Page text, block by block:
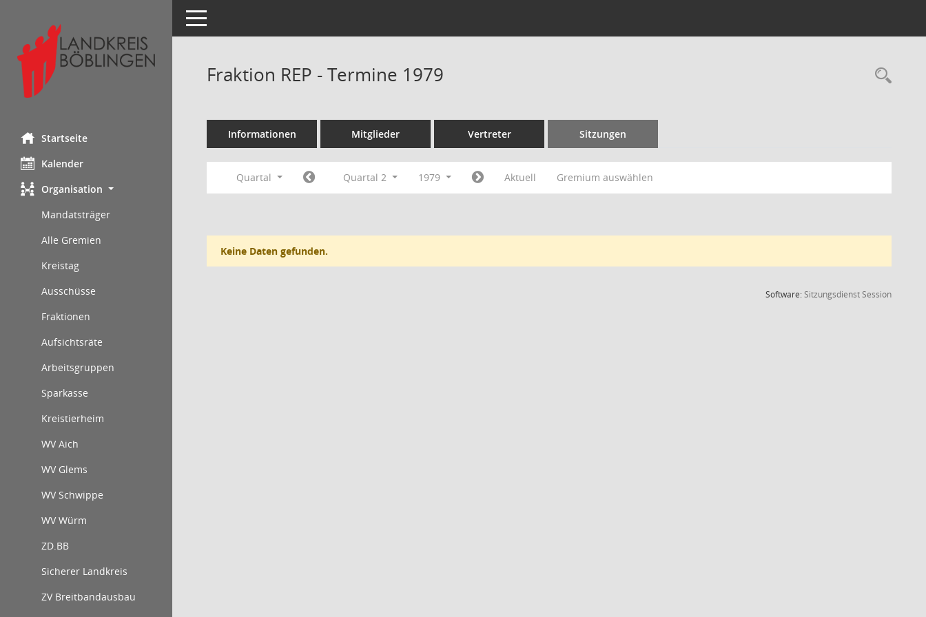
Startseite
Kalender
Organisation
Mandatsträger
Alle Gremien
Kreistag
Ausschüsse
Fraktionen
Aufsichtsräte
Arbeitsgruppen
Sparkasse
Kreistierheim
WV Aich
WV Glems
WV Schwippe
WV Würm
ZD.BB
Sicherer Landkreis
ZV Breitbandausbau
Toggle navigation
Fraktion REP - Termine 1979
Informationen Mitglieder Vertreter Sitzungen
Quartal Quartal 2 1979 Aktuell Gremium auswählen
Keine Daten gefunden.
Software:SitzungsdienstSession(Wird in